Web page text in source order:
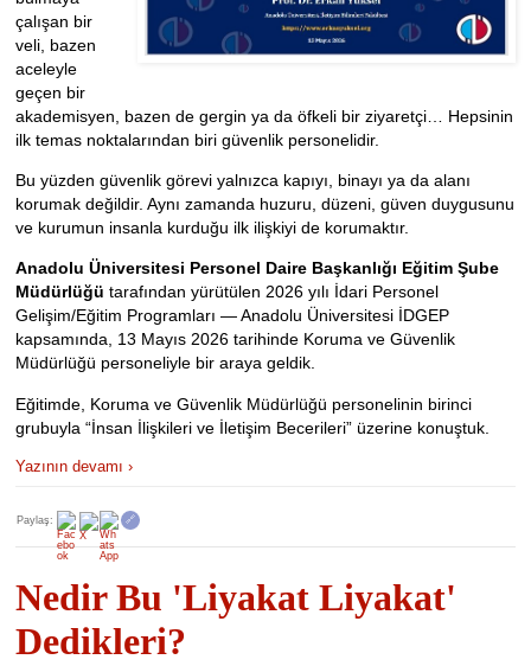
çalışan bir
veli, bazen
aceleyle
geçen bir
akademisyen, bazen de gergin ya da öfkeli bir ziyaretçi… Hepsinin
ilk temas noktalarından biri güvenlik personelidir.
Bu yüzden güvenlik görevi yalnızca kapıyı, binayı ya da alanı
korumak değildir. Aynı zamanda huzuru, düzeni, güven duygusunu
ve kurumun insanla kurduğu ilk ilişkiyi de korumaktır.
Anadolu Üniversitesi Personel Daire Başkanlığı Eğitim Şube
Müdürlüğü tarafından yürütülen 2026 yılı İdari Personel
Gelişim/Eğitim Programları — Anadolu Üniversitesi İDGEP
kapsamında, 13 Mayıs 2026 tarihinde Koruma ve Güvenlik
Müdürlüğü personeliyle bir araya geldik.
Eğitimde, Koruma ve Güvenlik Müdürlüğü personelinin birinci
grubuyla “İnsan İlişkileri ve İletişim Becerileri” üzerine konuştuk.
Yazının devamı ›
Paylaş: 🔗
Nedir Bu 'Liyakat Liyakat'
Dedikleri?